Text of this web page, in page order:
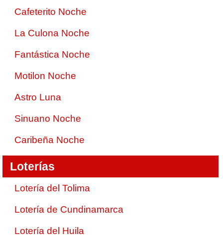
Cafeterito Noche
La Culona Noche
Fantástica Noche
Motilon Noche
Astro Luna
Sinuano Noche
Caribeña Noche
Loterías
Lotería del Tolima
Lotería de Cundinamarca
Lotería del Huila